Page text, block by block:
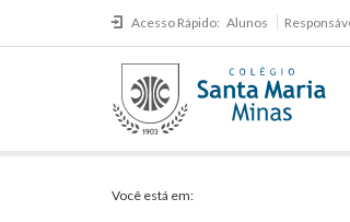
Acesso Rápido: Alunos
Você está em: